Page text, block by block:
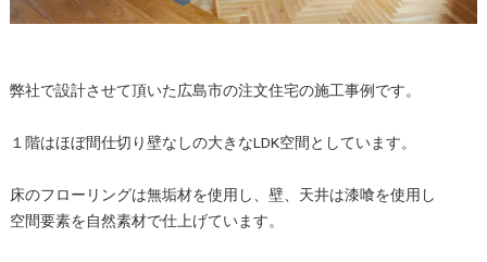
弊社で設計させて頂いた広島市の注文住宅の施工事例です。
１階はほぼ間仕切り壁なしの大きなLDK空間としています。
床のフローリングは無垢材を使用し、壁、天井は漆喰を使用し
空間要素を自然素材で仕上げています。